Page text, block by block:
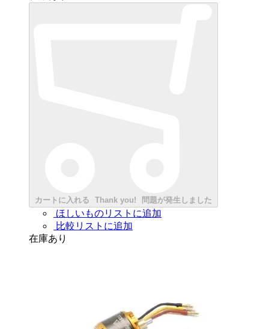
カートに入れる Thank you! 問題が発生しました
ほしいものリストに追加
比較リストに追加
在庫あり